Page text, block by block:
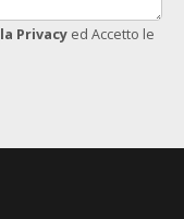
Privacy ed Accetto le